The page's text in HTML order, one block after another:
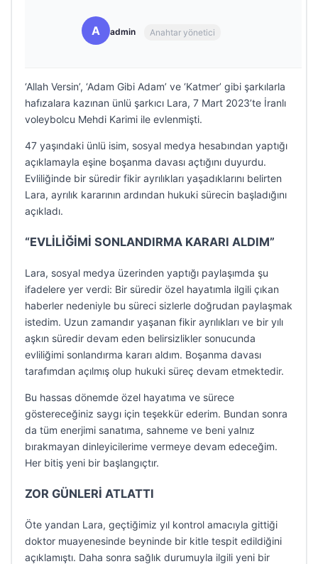
A admin Anahtar yönetici
‘Allah Versin’, ‘Adam Gibi Adam’ ve ‘Katmer’ gibi şarkılarla
hafızalara kazınan ünlü şarkıcı Lara, 7 Mart 2023’te İranlı
voleybolcu Mehdi Karimi ile evlenmişti.
47 yaşındaki ünlü isim, sosyal medya hesabından yaptığı
açıklamayla eşine boşanma davası açtığını duyurdu.
Evliliğinde bir süredir fikir ayrılıkları yaşadıklarını belirten
Lara, ayrılık kararının ardından hukuki sürecin başladığını
açıkladı.
“EVLİLİĞİMİ SONLANDIRMA KARARI ALDIM”
Lara, sosyal medya üzerinden yaptığı paylaşımda şu
ifadelere yer verdi: Bir süredir özel hayatımla ilgili çıkan
haberler nedeniyle bu süreci sizlerle doğrudan paylaşmak
istedim. Uzun zamandır yaşanan fikir ayrılıkları ve bir yılı
aşkın süredir devam eden belirsizlikler sonucunda
evliliğimi sonlandırma kararı aldım. Boşanma davası
tarafımdan açılmış olup hukuki süreç devam etmektedir.
Bu hassas dönemde özel hayatıma ve sürece
göstereceğiniz saygı için teşekkür ederim. Bundan sonra
da tüm enerjimi sanatıma, sahneme ve beni yalnız
bırakmayan dinleyicilerime vermeye devam edeceğim.
Her bitiş yeni bir başlangıçtır.
ZOR GÜNLERİ ATLATTI
Öte yandan Lara, geçtiğimiz yıl kontrol amacıyla gittiği
doktor muayenesinde beyninde bir kitle tespit edildiğini
açıklamıştı. Daha sonra sağlık durumuyla ilgili yeni bir